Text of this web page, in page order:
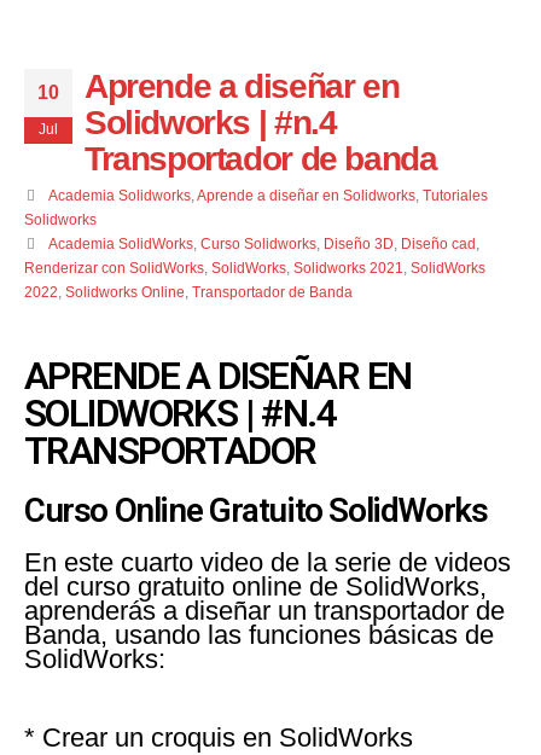
10
Jul
Aprende a diseñar en
Solidworks | #n.4
Transportador de banda
Academia Solidworks, Aprende a diseñar en Solidworks, Tutoriales
Solidworks
Academia SolidWorks, Curso Solidworks, Diseño 3D Diseño cad
Renderizar con SolidWorks SolidWorks Solidworks 2021
SolidWorks
2022
Solidworks Online Transportador de Banda
APRENDE A DISEÑAR EN
SOLIDWORKS | #N.4
TRANSPORTADOR
Curso Online Gratuito SolidWorks
En este cuarto video de la serie de videos
del curso gratuito online de SolidWorks,
aprenderás a diseñar un transportador de
Banda, usando las funciones básicas de
SolidWorks:
* Crear un croquis en SolidWorks